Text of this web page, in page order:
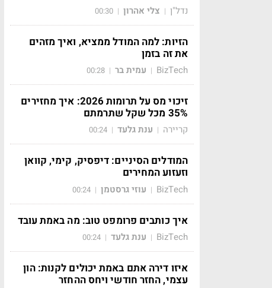
נדל"ן | צלי אהרון |
00:30
הזיות: למה המודל ממציא, ואיך מזהים
את זה בזמן
BizTech
| עמית בר |
00:28
זיכוי מס על תרומות 2026: איך מחזירים
35% מכל שקל שתרמתם
קריירה | ענת גלעד |
00:24
המודלים הסיניים: דיפסיק, קימי, קוואן
וזעזוע המחירים
BizTech
| עוזי גרסטמן |
00:24
איך כותבים פרומפט טוב: מה באמת עובד
BizTech
| ענת גלעד |
00:24
איזו דירה אתם באמת יכולים לקנות: הון
עצמי, החזר חודשי ויחס ההחזר